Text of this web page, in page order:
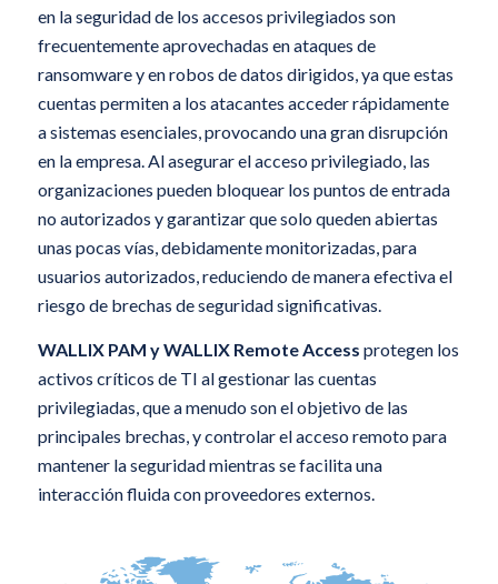
en la seguridad de los accesos privilegiados son
frecuentemente aprovechadas en ataques de
ransomware y en robos de datos dirigidos, ya que estas
cuentas permiten a los atacantes acceder rápidamente
a sistemas esenciales, provocando una gran disrupción
en la empresa. Al asegurar el acceso privilegiado, las
organizaciones pueden bloquear los puntos de entrada
no autorizados y garantizar que solo queden abiertas
unas pocas vías, debidamente monitorizadas, para
usuarios autorizados, reduciendo de manera efectiva el
riesgo de brechas de seguridad significativas.
WALLIX PAM y WALLIX Remote Access protegen los
activos críticos de TI al gestionar las cuentas
privilegiadas, que a menudo son el objetivo de las
principales brechas, y controlar el acceso remoto para
mantener la seguridad mientras se facilita una
interacción fluida con proveedores externos.